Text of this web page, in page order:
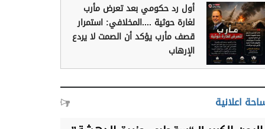
أول رد حكومي بعد تعرض مأرب
لغارة حوثية ....المخلافي: استمرار
قصف مأرب يؤكد أن الصمت لا يردع
الإرهاب
اعلانية